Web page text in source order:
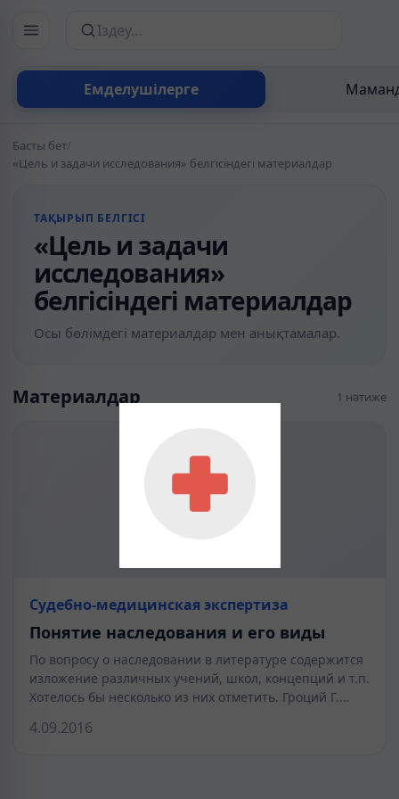
Емделушілерге
Сайттан іздеу
Басты бет/
«Цель и задачи исследования» белгісіндегі материалдар
ТАҚЫРЫП БЕЛГІСІ
«Цель и задачи
исследования»
белгісіндегі материалдар
Осы бөлімдегі материалдар мен анықтамалар.
Материалдар 1 нәтиже
Судебно-медицинская экспертиза
Понятие наследования и его виды
По вопросу о наследовании в литературе содержится
изложение различных учений, школ, концепций и т.п.
Хотелось бы несколько из них отметить. Гроций Г.…
4.09.2016